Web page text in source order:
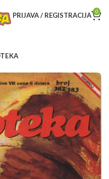
PRIJAVA / REGISTRACIJA 0